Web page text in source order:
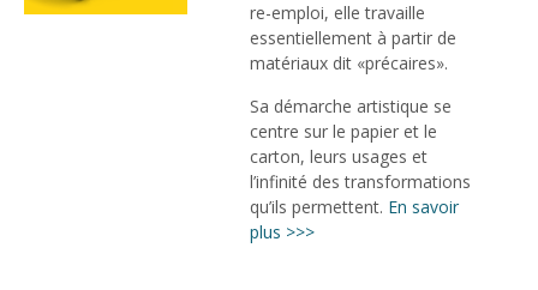
re-emploi, elle travaille
essentiellement à partir de
matériaux dit «précaires».
Sa démarche artistique se
centre sur le papier et le
carton, leurs usages et
l’infinité des transformations
qu’ils permettent. En savoir
plus >>>